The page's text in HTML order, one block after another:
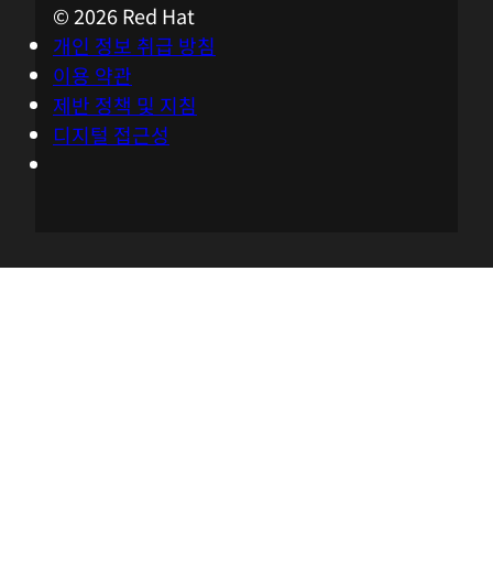
© 2026 Red Hat
개인 정보 취급 방침
이용 약관
제반 정책 및 지침
디지털 접근성